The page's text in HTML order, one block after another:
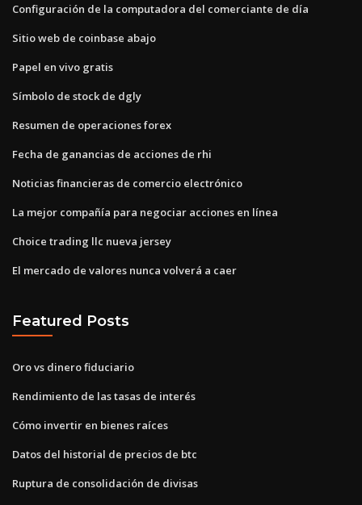
Configuración de la computadora del comerciante de día
Sitio web de coinbase abajo
Papel en vivo gratis
Símbolo de stock de dgly
Resumen de operaciones forex
Fecha de ganancias de acciones de rhi
Noticias financieras de comercio electrónico
La mejor compañía para negociar acciones en línea
Choice trading llc nueva jersey
El mercado de valores nunca volverá a caer
Featured Posts
Oro vs dinero fiduciario
Rendimiento de las tasas de interés
Cómo invertir en bienes raíces
Datos del historial de precios de btc
Ruptura de consolidación de divisas